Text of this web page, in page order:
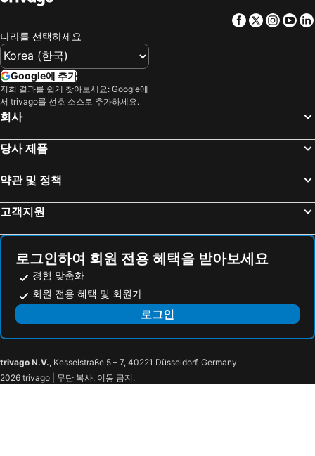
Nirvana Hotel
Masquerade Tower at Rio Hotel & Casino
캘리포니아 호텔 앤드 카지노
윈덤 데저트 블루
Hotel Apache
Home2 Suites by Hilton Las Vegas Stadium District
SpringHill Suites by Marriott Las Vegas Airport
Motel 6 Las Vegas, NV - Strip
Santa Fe Station Hotel & Casino
1-bd @ Ballys Las Vegas Hotel & Casino
Sapphire
Jet Luxury At The Vdara Condo
더 캐리지 하우스
미라지 리조트 & 카지노
MGM Vegas Signature Suites Collection
The Platinum Hotel
더블트리 바이 힐튼 호텔 라스 베가스 에어포트
Quality Inn Key Largo Casino
COSMOPROF NORTH AMERICA
AEE - ADULT ENTERTAINMENT EXPO
SURFACES
PROJECT LAS VEGAS
MOTOR TREND INTERNATIONAL AUTO SHOW / LAS VEGAS
LUXURY & PREMIERE
ISC WEST
INTERNATIONAL VISION EXPO - LAS VEGAS
INTERNATIONAL SIGN EXPO
BalloonaPalooza
Marjorie Barrick Museum
Harmony Borax Interpretive Trail
V Theatre
Inspirada
Facebook
Twitter
나라를 선택하세요
Google에 추가
저희 결과를 쉽게 찾아보세요: Google에
서 trivago를 선호 소스로 추가하세요.
회사
당사 제품
약관 및 정책
고객지원
로그인하여 회원 전용 혜택을 받아보세요
경험 맞춤화
회원 전용 혜택 및 회원가
로그인
trivago N.V., Kesselstraße 5 – 7, 40221 Düsseldorf, Germany
2026 trivago | 무단 복사, 이동 금지.